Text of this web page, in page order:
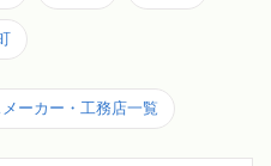
ーカー・工務店一覧